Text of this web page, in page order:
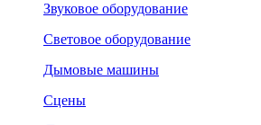
Звуковое оборудование
Световое оборудование
Дымовые машины
Сцены